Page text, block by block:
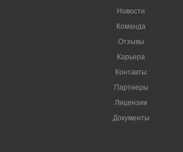
Новости
Команда
Отзывы
Карьера
Контакты
Партнеры
Лицензии
Документы